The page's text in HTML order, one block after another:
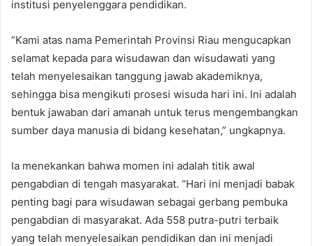
institusi penyelenggara pendidikan.
“Kami atas nama Pemerintah Provinsi Riau mengucapkan
selamat kepada para wisudawan dan wisudawati yang
telah menyelesaikan tanggung jawab akademiknya,
sehingga bisa mengikuti prosesi wisuda hari ini. Ini adalah
bentuk jawaban dari amanah untuk terus mengembangkan
sumber daya manusia di bidang kesehatan,” ungkapnya.
Ia menekankan bahwa momen ini adalah titik awal
pengabdian di tengah masyarakat. “Hari ini menjadi babak
penting bagi para wisudawan sebagai gerbang pembuka
pengabdian di masyarakat. Ada 558 putra-putri terbaik
yang telah menyelesaikan pendidikan dan ini menjadi